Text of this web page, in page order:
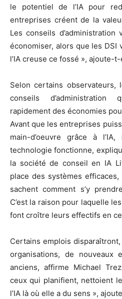
le potentiel de l’IA pour
entreprises créent de la
Les conseils
économiser, alors que les
l’IA creuse ce fossé », ajoute-
Selon certains observateurs,
conseils d’administration
rapidement des économies
Avant que les entreprises
main-d’oeuvre grâce à
technologie fonctionne,
la société de conseil en IA
place des systèmes
sachent comment s’y
C’est la raison pour laquelle
font croître leurs effectifs en
Certains emplois
organisations, de nouveaux
anciens, affirme Michael
ceux qui planifient, nettoient
l’IA là où elle a du sens »,